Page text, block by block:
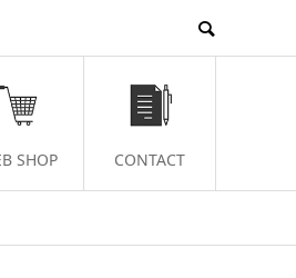
SHOP CONTACT